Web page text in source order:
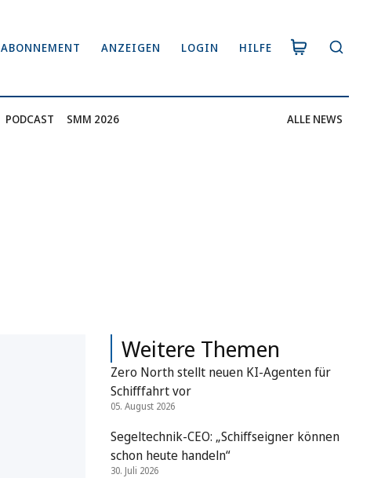
ABONNEMENT ANZEIGEN LOGIN HILFE
PODCAST SMM 2026 ALLE NEWS
Weitere Themen
Zero North stellt neuen KI-Agenten für
Schifffahrt vor
05. August 2026
Segeltechnik-CEO: „Schiffseigner können
schon heute handeln“
30. Juli 2026